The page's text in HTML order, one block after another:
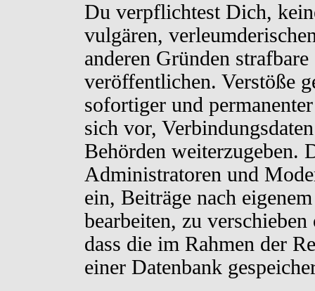
Du verpflichtest Dich,
vulgären,
anderen Gründen
veröffentlichen. Verstöße
sofortiger und
sich vor,
Behörden weiterzugeben.
Administratoren und
ein, Beiträge nach
bearbeiten, zu
dass die im Rahmen der
einer Datenbank